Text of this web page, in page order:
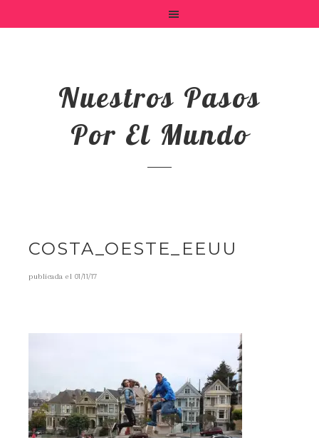
Nuestros Pasos
Por El Mundo
COSTA_OESTE_EEUU
publicada el 01/11/17